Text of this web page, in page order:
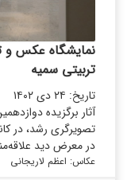
نمایشگاه عکس و
تربیتی سمیه
تاریخ: ۲۴ دی ۱۴۰۲
آثار برگزیده
تصویرگری رشد، در
در معرض دید
عکاس: اعظم لاریجانی